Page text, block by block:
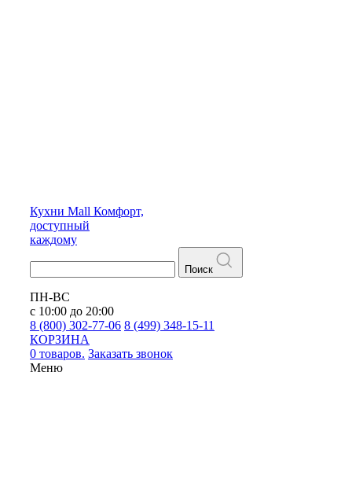
Кухни Mall Комфорт,
доступный
каждому
Поиск
ПН-ВС
с 10:00 до 20:00
8 (800) 302-77-06 8 (499) 348-15-11
КОРЗИНА
0 товаров. Заказать звонок
Меню